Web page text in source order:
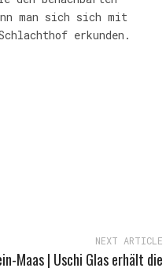
man sich sich mit
erkunden.
NEXT ARTICLE
Maas | Uschi Glas erhält die